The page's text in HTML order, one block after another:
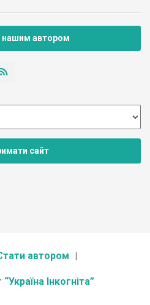
нашим автором
сайт
автором
Інкогніта”